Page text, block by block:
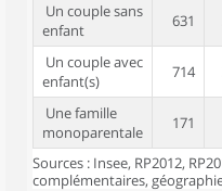
Un couple sans
enfant
631
Un couple avec
enfant(s)
714
Une famille
monoparentale
171
Sources : Insee, RP2012,
complémentaires,